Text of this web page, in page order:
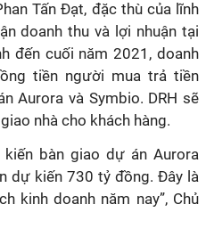
Tấn Đạt, đặc thù của lĩnh
doanh thu và lợi nhuận tại
đến cuối năm 2021, doanh
tiền người mua trả tiền
Aurora và Symbio. DRH sẽ
nhà cho khách hàng.
kiến bàn giao dự án Aurora
dự kiến 730 tỷ đồng. Đây là
kinh doanh năm nay”, Chủ